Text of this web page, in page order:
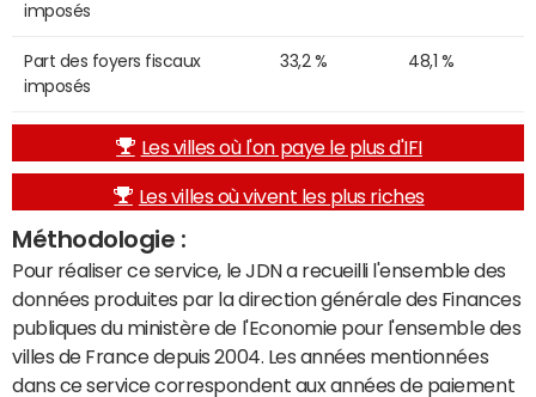
imposés
Part des foyers fiscaux
imposés
33,2 % 48,1 %
Les villes où l'on paye le plus d'IFI
Les villes où vivent les plus riches
Méthodologie :
Pour réaliser ce service, le JDN a recueilli l'ensemble des
données produites par la direction générale des Finances
publiques du ministère de l'Economie pour l'ensemble des
villes de France depuis 2004. Les années mentionnées
dans ce service correspondent aux années de paiement